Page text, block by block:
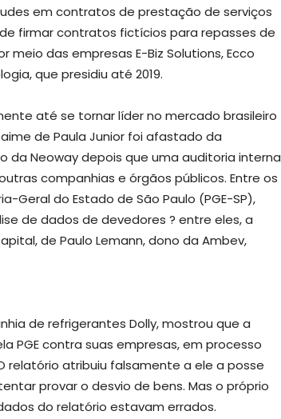
em contratos de prestação de serviços
firmar contratos fictícios para repasses de
das empresas E-Biz Solutions, Ecco
que presidiu até 2019.
até se tornar líder no mercado brasileiro
de Paula Junior foi afastado da
da Neoway depois que uma auditoria interna
companhias e órgãos públicos. Entre os
Geral do Estado de São Paulo (PGE-SP),
de dados de devedores ? entre eles, a
de Paulo Lemann, dono da Ambev,
de refrigerantes Dolly, mostrou que a
PGE contra suas empresas, em processo
relatório atribuiu falsamente a ele a posse
provar o desvio de bens. Mas o próprio
do relatório estavam errados.